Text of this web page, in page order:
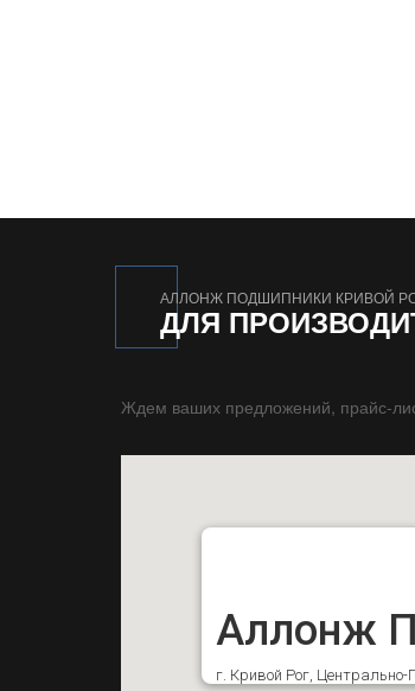
АЛЛОНЖ ПОДШИПНИКИ КРИВОЙ
ДЛЯ
Ждем ваших предложений, прайс-
Аллонж
г. Кривой Рог,